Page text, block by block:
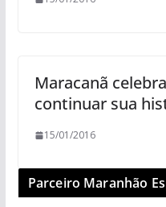
Maracanã
continuar sua
15/01/2016
Parceiro Maranhão